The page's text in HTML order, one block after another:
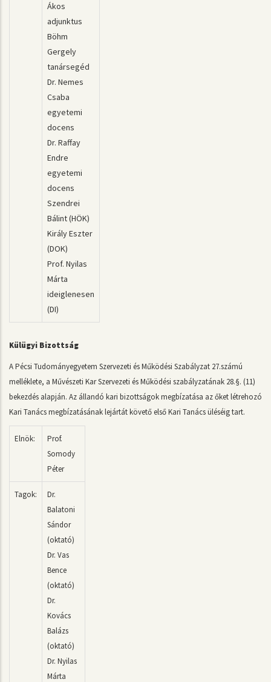
Ákos
adjunktus
Böhm
Gergely
tanársegéd
Dr. Nemes
Csaba
egyetemi
docens
Dr. Raffay
Endre
egyetemi
docens
Szendrei
Bálint (HÖK)
Király Eszter
(DOK)
Prof. Nyilas
Márta
ideiglenesen
(DI)
Külügyi Bizottság
A Pécsi Tudományegyetem Szervezeti és Működési Szabályzat 27.számú
melléklete, a Művészeti Kar Szervezeti és Működési szabályzatának 28.§. (11)
bekezdés alapján. Az állandó kari bizottságok megbízatása az őket létrehozó
Kari Tanács megbízatásának lejártát követő első Kari Tanács üléséig tart.
Elnök:
Prof.
Somody
Péter
Tagok:
Dr.
Balatoni
Sándor
(oktató)
Dr. Vas
Bence
(oktató)
Dr.
Kovács
Balázs
(oktató)
Dr. Nyilas
Márta